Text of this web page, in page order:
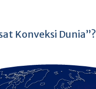
Konveksi Dunia”?